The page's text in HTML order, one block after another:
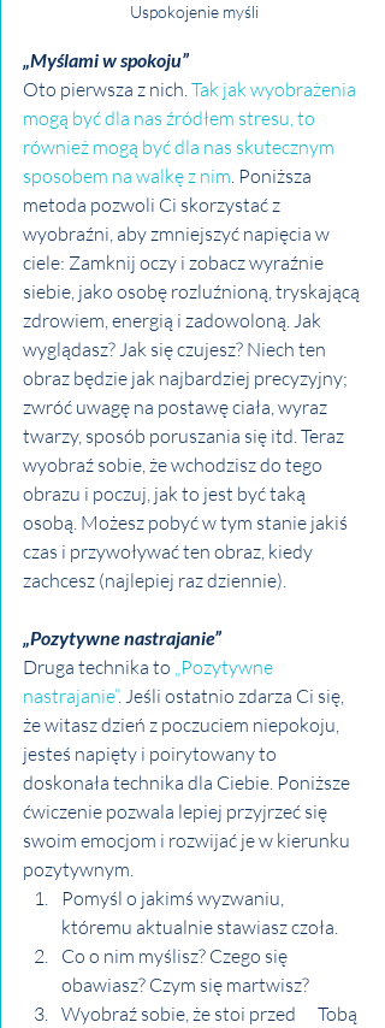
Uspokojenie myśli
„Myślami w spokoju”
Oto pierwsza z nich. Tak jak wyobrażenia
mogą być dla nas źródłem stresu, to
również mogą być dla nas skutecznym
sposobem na walkę z nim. Poniższa
metoda pozwoli Ci skorzystać z
wyobraźni, aby zmniejszyć napięcia w
ciele: Zamknij oczy i zobacz wyraźnie
siebie, jako osobę rozluźnioną, tryskającą
zdrowiem, energią i zadowoloną. Jak
wyglądasz? Jak się czujesz? Niech ten
obraz będzie jak najbardziej precyzyjny;
zwróć uwagę na postawę ciała, wyraz
twarzy, sposób poruszania się itd. Teraz
wyobraź sobie, że wchodzisz do tego
obrazu i poczuj, jak to jest być taką
osobą. Możesz pobyć w tym stanie jakiś
czas i przywoływać ten obraz, kiedy
zachcesz (najlepiej raz dziennie).
„Pozytywne nastrajanie”
Druga technika to „Pozytywne
nastrajanie”. Jeśli ostatnio zdarza Ci się,
że witasz dzień z poczuciem niepokoju,
jesteś napięty i poirytowany to
doskonała technika dla Ciebie. Poniższe
ćwiczenie pozwala lepiej przyjrzeć się
swoim emocjom i rozwijać je w kierunku
pozytywnym.
Pomyśl o jakimś wyzwaniu,
któremu aktualnie stawiasz czoła.
Co o nim myślisz? Czego się
obawiasz? Czym się martwisz?
Wyobraź sobie, że stoi przed      Tobą